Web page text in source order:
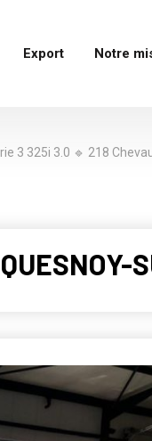
Export Notre
3 325i 3.0 🔹 218